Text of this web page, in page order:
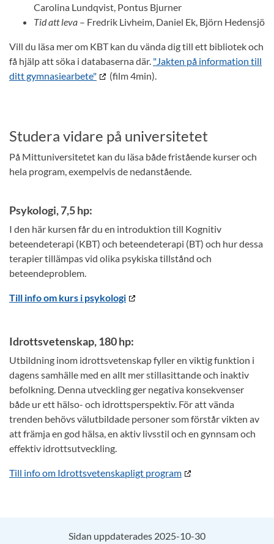
Carolina Lundqvist, Pontus Bjurner
Tid att leva – Fredrik Livheim, Daniel Ek, Björn Hedensjö
Vill du läsa mer om KBT kan du vända dig till ett bibliotek och
få hjälp att söka i databaserna där. "Jakten på information till
ditt gymnasiearbete"
(film 4min).
Studera vidare på universitetet
På Mittuniversitetet kan du läsa både fristående kurser och
hela program, exempelvis de nedanstående.
Psykologi, 7,5 hp:
I den här kursen får du en introduktion till Kognitiv
beteendeterapi (KBT) och beteendeterapi (BT) och hur dessa
terapier tillämpas vid olika psykiska tillstånd och
beteendeproblem.
Till info om kurs i psykologi
Idrottsvetenskap, 180 hp:
Utbildning inom idrottsvetenskap fyller en viktig funktion i
dagens samhälle med en allt mer stillasittande och inaktiv
befolkning. Denna utveckling ger negativa konsekvenser
både ur ett hälso- och idrottsperspektiv. För att vända
trenden behövs välutbildade personer som förstår vikten av
att främja en god hälsa, en aktiv livsstil och en gynnsam och
effektiv idrottsutveckling.
Till info om Idrottsvetenskapligt program
Sidan uppdaterades 2025-10-30